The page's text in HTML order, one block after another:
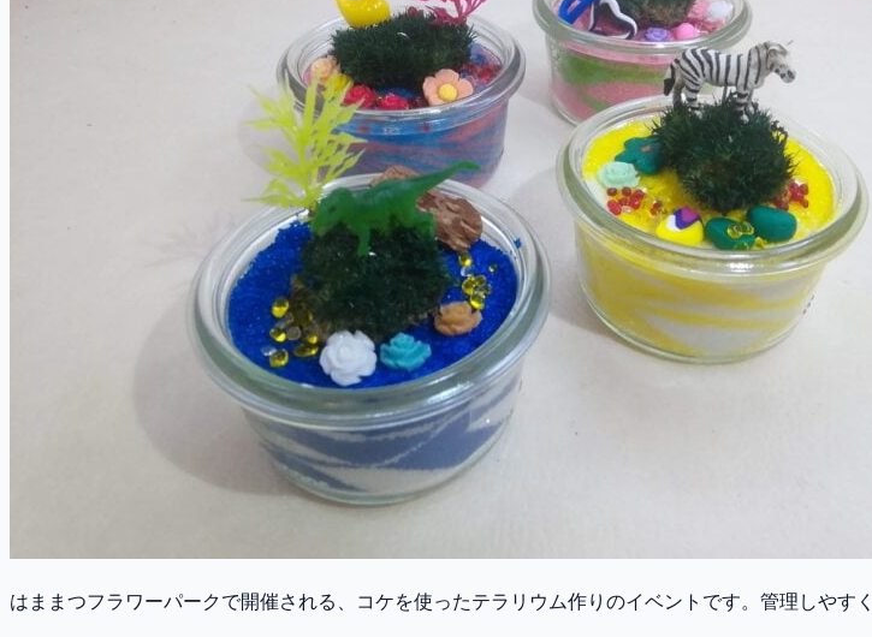
はままつフラワーパークで開催される、コケを使ったテラリウム作りのイベントです。管理しやす